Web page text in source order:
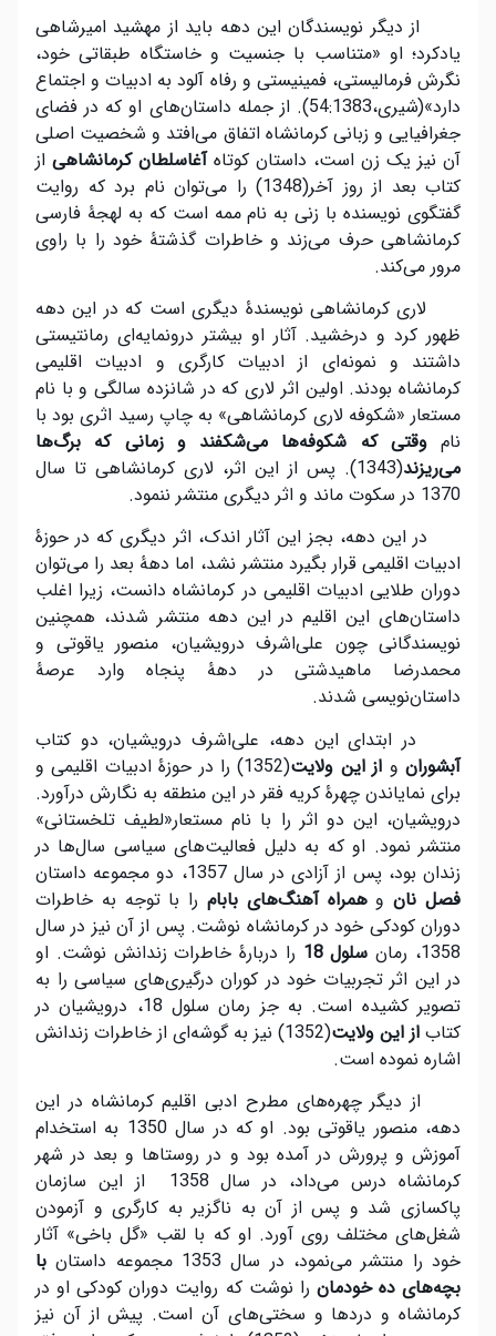
از دیگر نویسندگان این دهه باید از مهشید امیرشاهی
یادکرد؛ او «متناسب با جنسیت و خاستگاه طبقاتی خود،
نگرش فرمالیستی، فمینیستی و رفاه آلود به ادبیات و اجتماع
دارد»(شیری،54:1383). از جمله داستان‌های او که در فضای
جغرافیایی و زبانی کرمانشاه اتفاق می‌افتد و شخصیت اصلی
آن نیز یک زن است، داستان کوتاهآغاسلطان کرمانشاهی از
کتاب بعد از روز آخر(1348) را می‌توان نام برد که روایت
گفتگوی نویسنده با زنی به نام ممه است که به لهجۀ فارسی
کرمانشاهی حرف می‌‍‌‌‍‌زند و خاطرات گذشتۀ خود را با راوی
مرور می‌کند.
لاری کرمانشاهی نویسندۀ دیگری است که در این دهه
ظهور کرد و درخشید. آثار او بیشتر درونمایه‌ای رمانتیستی
داشتند و نمونه‌ای از ادبیات کارگری و ادبیات اقلیمی
کرمانشاه بودند. اولین اثر لاری که در شانزده سالگی و با نام
مستعار «شکوفه لاری کرمانشاهی» به چاپ رسید اثری بود با
ناموقتی که شکوفهها میشکفند و زمانی که برگها
میریزند
(1343). پس از این اثر، لاری کرمانشاهی تا سال
1370 در سکوت ماند و اثر دیگری منتشر ننمود.
در این دهه، بجز این آثار اندک، اثر دیگری که در حوزۀ
ادبیات اقلیمی قرار بگیرد منتشر نشد، اما دهۀ بعد را می‌توان
دوران طلایی ادبیات اقلیمی در کرمانشاه دانست، زیرا اغلب
داستان‌های این اقلیم در این دهه منتشر شدند، همچنین
نویسندگانی چون علی‌اشرف درویشیان، منصور یاقوتی و
محمد‌رضا ماهیدشتی در دهۀ پنجاه وارد عرصۀ
داستان‌نویسی شدند.
در ابتدای این دهه، علی‌اشرف درویشیان، دو کتاب
آبشورانو از این ولایت
(1352) را در حوزۀ ادبیات اقلیمی و
برای نمایاندن چهرۀ کریه فقر در این منطقه به نگارش در‌آورد.
درویشیان، این دو اثر را با نام مستعار«لطیف تلخستانی»
منتشر نمود. او که به دلیل فعالیت‌های سیاسی سال‌ها در
زندان بود، پس از آزادی در سال 1357، دو مجموعه داستان
فصل نانوهمراه آهنگهای بابام را با توجه به خاطرات
دوران کودکی خود در کرمانشاه نوشت. پس از آن نیز در سال
1358، رمان
سلول 18
را دربارۀ خاطرات زندانش نوشت. او
در این اثر تجربیات خود در کوران درگیری‌های سیاسی را به
تصویر کشیده است. به جز رمان سلول 18، درویشیان در
کتاب از این ولایت
(1352) نیز به گوشه‌ای از خاطرات زندانش
اشاره نموده است.
از دیگر چهره‌های مطرح ادبی اقلیم کرمانشاه در این
دهه، منصور یاقوتی بود. او که در سال 1350 به استخدام
آموزش و پرورش در آمده بود و در روستاها و بعد در شهر
کرمانشاه درس می‌داد، در سال 1358 از این سازمان
پاکسازی شد و پس از آن به ناگزیر به کارگری و آزمودن
شغل‌های مختلف روی آورد. او که با لقب «گل باخی» آثار
خود را منتشر می‌نمود، در سال 1353 مجموعه داستان
با
بچههای ده خودمان را نوشت که روایت دوران کودکی او در
کرمانشاه و دردها و سختی‌های آن است. پیش از آن نیز